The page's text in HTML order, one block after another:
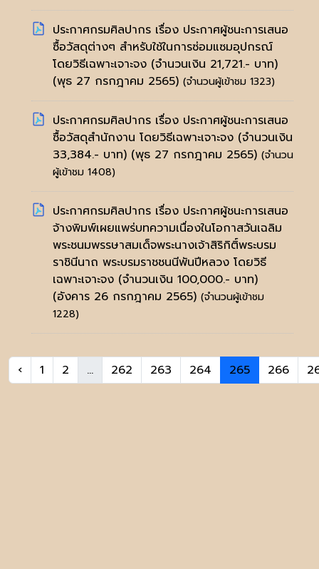
ประกาศกรมศิลปากร เรื่อง ประกาศผู้ชนะการเสนอ
ซื้อวัสดุต่างๆ สำหรับใช้ในการซ่อมแซมอุปกรณ์
โดยวิธีเฉพาะเจาะจง (จำนวนเงิน 21,721.- บาท)
(พุธ 27 กรกฎาคม 2565) (จำนวนผู้เข้าชม 1323)
ประกาศกรมศิลปากร เรื่อง ประกาศผู้ชนะการเสนอ
ซื้อวัสดุสำนักงาน โดยวิธีเฉพาะเจาะจง (จำนวนเงิน
33,384.- บาท) (พุธ 27 กรกฎาคม 2565) (จำนวน
ผู้เข้าชม 1408)
ประกาศกรมศิลปากร เรื่อง ประกาศผู้ชนะการเสนอ
จ้างพิมพ์เผยแพร่บทความเนื่องในโอกาสวันเฉลิม
พระชนมพรรษาสมเด็จพระนางเจ้าสิริกิติ์พระบรม
ราชินีนาถ พระบรมราชชนนีพันปีหลวง โดยวิธี
เฉพาะเจาะจง (จำนวนเงิน 100,000.- บาท)
(อังคาร 26 กรกฎาคม 2565) (จำนวนผู้เข้าชม
1228)
‹ 1 2 ... 262 263 264 265 266